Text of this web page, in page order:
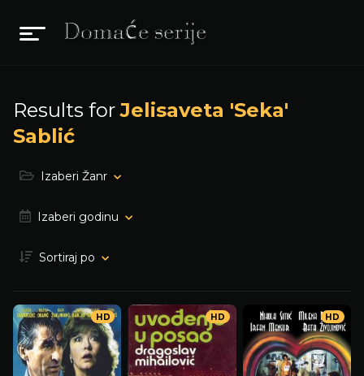
Results forJelisaveta 'Seka'
Sablić
Izaberi Žanr
Izaberi godinu
Sortiraj po
HD HD HD